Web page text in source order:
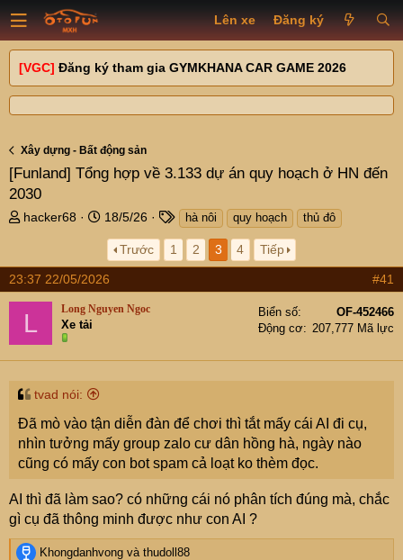
Lên xe Đăng ký
[VGC] Đăng ký tham gia GYMKHANA CAR GAME 2026
Xây dựng - Bất động sản
[Funland] Tổng hợp về 3.133 dự án quy hoạch ở HN đến
2030
T
e
a
d
s
t
t
e
r
hacker68
N
y
g
18/5/26
T
s
hà nôi quy hoạch thủ đô
Trước 1 2 3 4 Tiếp
23:37 22/05/2026 #41
L Long Nguyen Ngoc
Xe tải
Biển số
OF-452466
Động cơ
207,777 Mã lực
tvad nói:
Đã mò vào tận diễn đàn để chơi thì tắt mấy cái AI đi cụ,
nhìn tưởng mấy group zalo cư dân hồng hà, ngày nào
cũng có mấy con bot spam cả loạt ko thèm đọc.
AI thì đã làm sao? có những cái nó phân tích đúng mà, chắc
gì cụ đã thông minh được như con AI ?
R
Khongdanhvong và thudoll88